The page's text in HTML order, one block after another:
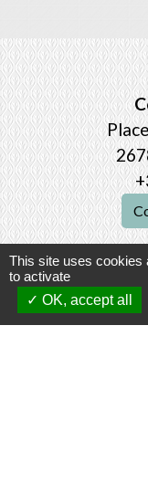
This site uses cookies
to activate
OK, accept all